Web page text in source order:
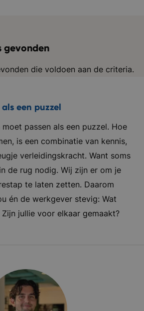
gevonden
die voldoen aan de criteria.
een puzzel
passen als een puzzel. Hoe
is een combinatie van kennis,
verleidingskracht. Want soms
de rug nodig. Wij zijn er om je
te laten zetten. Daarom
én de werkgever stevig: Wat
jullie voor elkaar gemaakt?